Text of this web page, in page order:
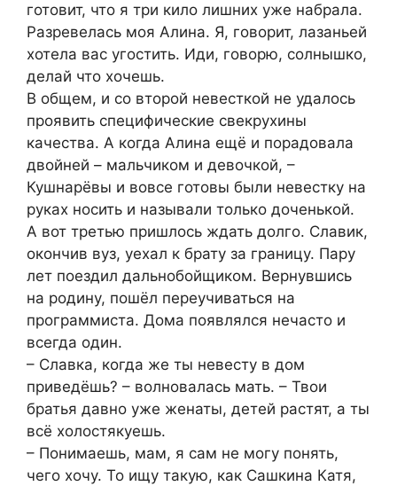
готовит, что я три кило лишних уже набрала.
Разревелась моя Алина. Я, говорит, лазаньей
хотела вас угостить. Иди, говорю, солнышко,
делай что хочешь.
В общем, и со второй невесткой не удалось
проявить специфические свекрухины
качества. А когда Алина ещё и порадовала
двойней – мальчиком и девочкой, –
Кушнарёвы и вовсе готовы были невестку на
руках носить и называли только доченькой.
А вот третью пришлось ждать долго. Славик,
окончив вуз, уехал к брату за границу. Пару
лет поездил дальнобойщиком. Вернувшись
на родину, пошёл переучиваться на
программиста. Дома появлялся нечасто и
всегда один.
– Славка, когда же ты невесту в дом
приведёшь? – волновалась мать. – Твои
братья давно уже женаты, детей растят, а ты
всё холостякуешь.
– Понимаешь, мам, я сам не могу понять,
чего хочу. То ищу такую, как Сашкина Катя,